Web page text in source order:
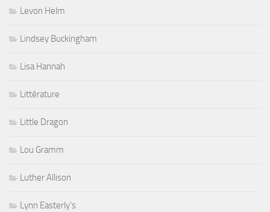
Levon Helm
Lindsey Buckingham
Lisa Hannah
Littérature
Little Dragon
Lou Gramm
Luther Allison
Lynn Easterly's